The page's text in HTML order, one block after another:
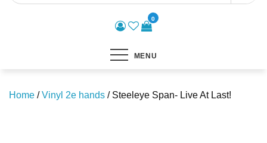
0
MENU
Home /Vinyl 2e hands / Steeleye Span- Live At Last!